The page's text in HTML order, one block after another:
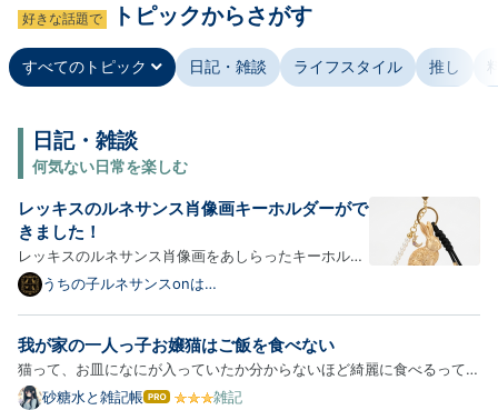
好きな話題で トピックからさがす
すべてのトピック 日記・雑談 ライフスタイル 推し
日記・雑談
何気ない日常を楽しむ
レッキスのルネサンス肖像画キーホルダーがで
きました！
レッキスのルネサンス肖像画をあしらったキーホルダ
ーが新登場！以下、商品の詳細をご紹介します。 うさ
PLAのキーホルダーです。ルネサンス装飾をまとった
うさぎの…
うちの子ルネサンスonは
我が家の一人っ子お嬢猫はご飯を食べない
猫って、お皿になにが入っていたか分からないほど綺麗に食べるって言
いますよね。 食べ終えた後もお皿を丁寧に舐めるから、ピカピカのお
砂糖水と雑記帳は
雑記